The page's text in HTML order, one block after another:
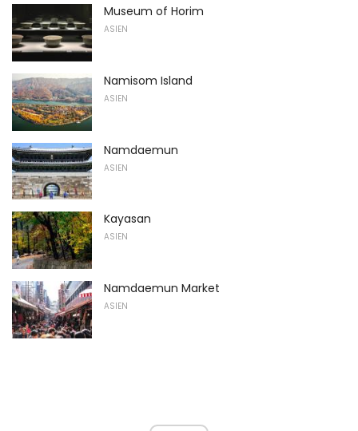
Museum of Horim
ASIEN
Namisom Island
ASIEN
Namdaemun
ASIEN
Kayasan
ASIEN
Namdaemun Market
ASIEN